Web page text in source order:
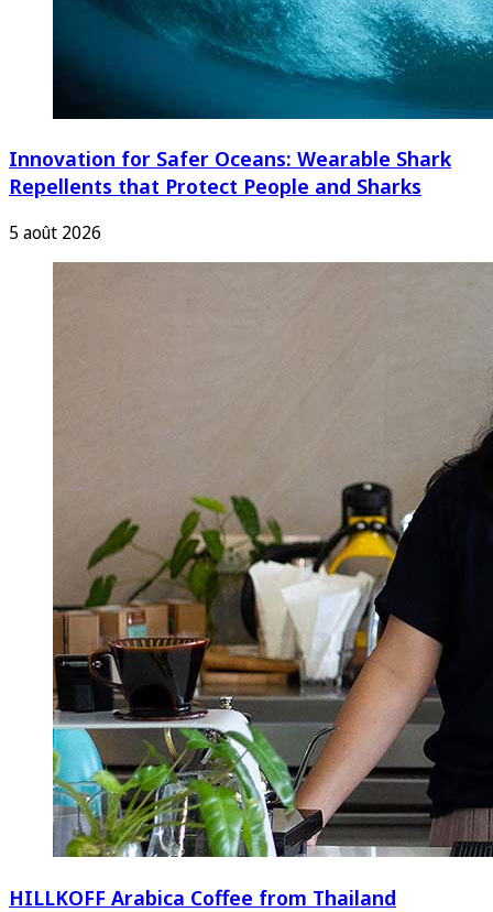
Innovation for Safer Oceans: Wearable Shark
Repellents that Protect People and Sharks
5 août 2026
HILLKOFF Arabica Coffee from Thailand